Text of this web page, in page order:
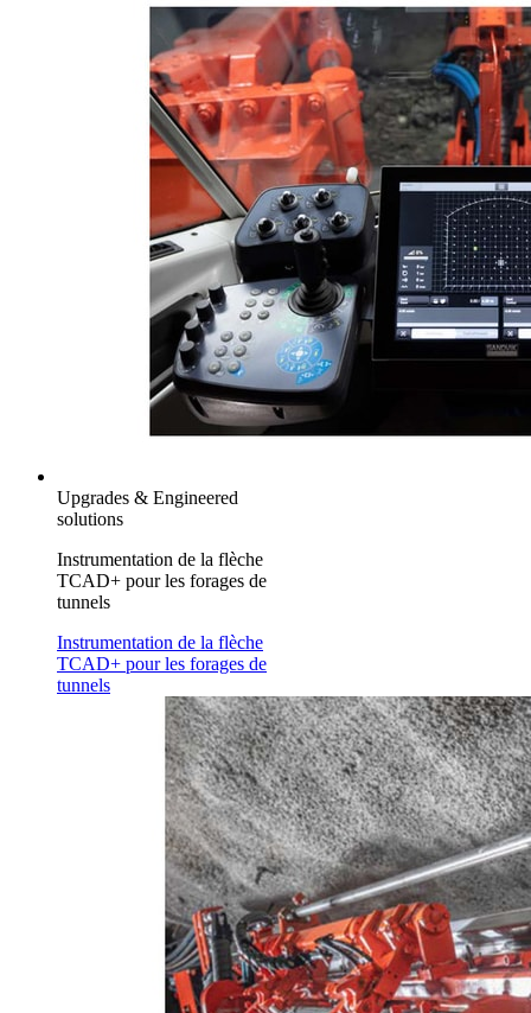
Upgrades & Engineered
solutions
Instrumentation de la flèche
TCAD+ pour les forages de
tunnels
Instrumentation de la flèche
TCAD+ pour les forages de
tunnels